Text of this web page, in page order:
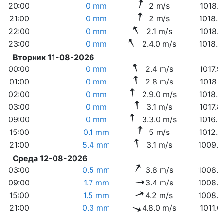
20:00
0 mm 2 m/s
21:00
0 mm 2 m/s
22:00
0 mm 2.1 m/s
23:00
0 mm 2.4.0 m/s
Вторник 11-08-2026
00:00
0 mm 2.4 m/s
01:00
0 mm 2.8 m/s
02:00
0 mm 2.9.0 m/s
03:00
0 mm 3.1 m/s
09:00
0 mm 3.3.0 m/s
15:00
0.1 mm 5 m/s
21:00
5.4 mm 3.1 m/s
Среда 12-08-2026
03:00
0.5 mm 3.8 m/s
09:00
1.7 mm 3.4 m/s
15:00
1.5 mm 4.2 m/s
21:00
0.3 mm 4.8.0 m/s